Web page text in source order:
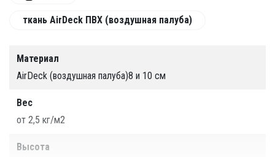
установка
Нет потребности в постоянной
протяжении длительного периода времени.
Безопасность. Надувная палуба
безопасностью по отношению к настилам.
Прочность.
ткань AirDeck ПВХ (воздушная палуба)
Материал
AirDeck (воздушная палуба)8 и 10 см
Вес
от 2,5 кг/м2
Высота